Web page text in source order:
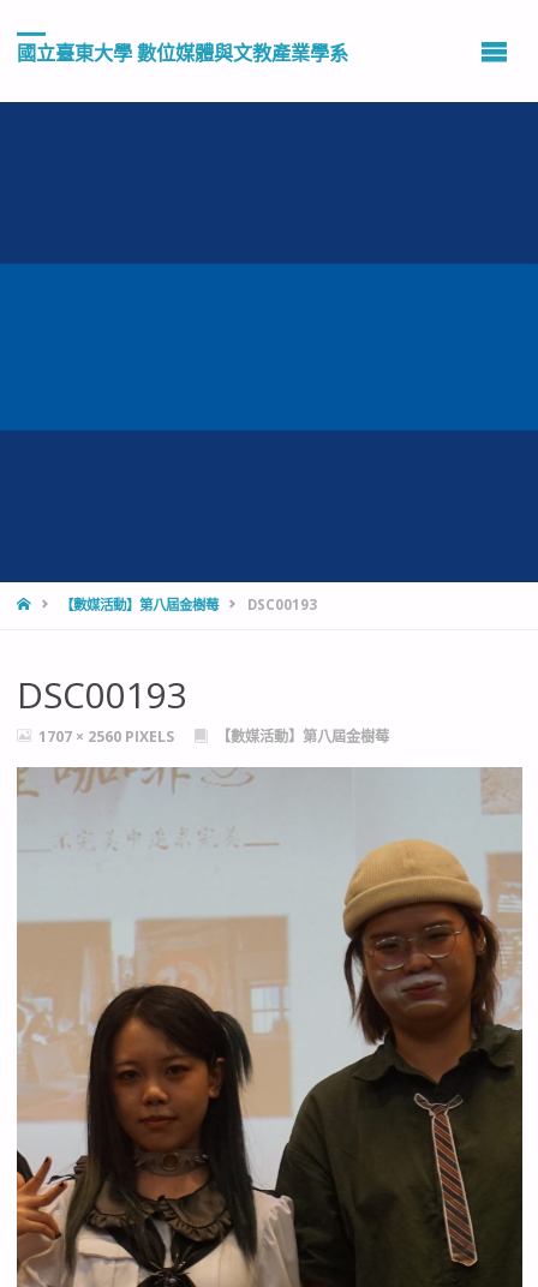
國立臺東大學 數位媒體與文教產業學系
HOME【數媒活動】第八屆金樹莓 DSC00193
DSC00193
FULL1707 × 2560 PIXELS 【數媒活動】第八屆金樹莓